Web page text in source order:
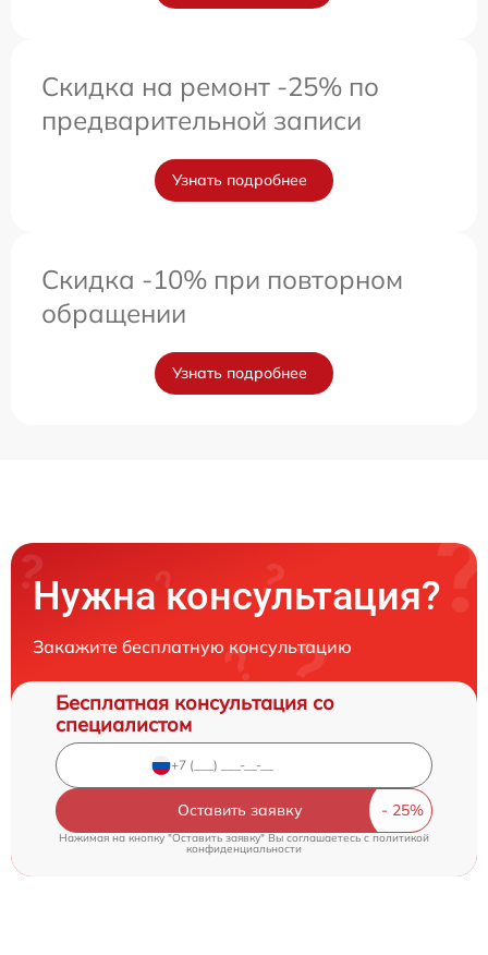
Скидка на ремонт -25% по
предварительной записи
Узнать подробнее
Скидка -10% при повторном
обращении
Узнать подробнее
Нужна консультация?
Закажите бесплатную консультацию
Бесплатная консультация со
специалистом
Оставить заявку
Нажимая на кнопку "Оставить заявку" Вы соглашаетесь cполитикой
конфиденциальности